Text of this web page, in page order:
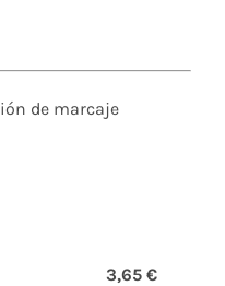
de marcaje
3,65 €